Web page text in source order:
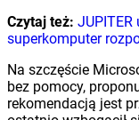
Czytaj też:
superkomputer
Na szczęście
bez pomocy,
rekomendacją jest